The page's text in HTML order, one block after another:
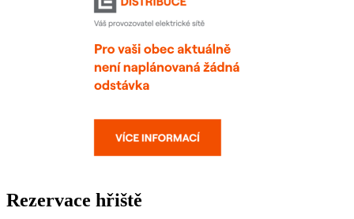
Rezervace hřiště